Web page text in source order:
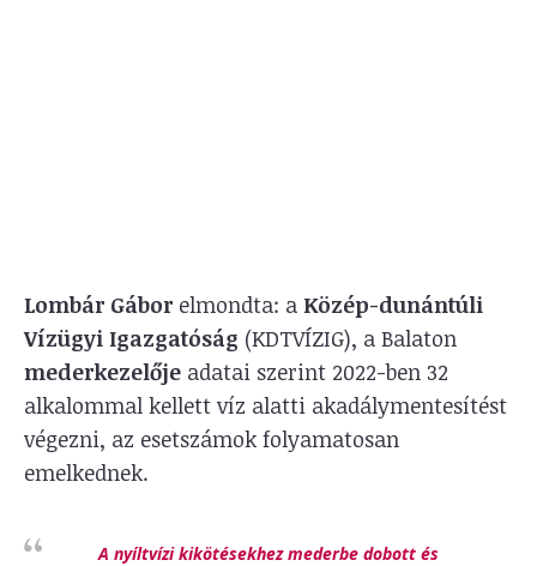
Lombár Gábor elmondta: a Közép-dunántúli
Vízügyi Igazgatóság (KDTVÍZIG), a Balaton
mederkezelője adatai szerint 2022-ben 32
alkalommal kellett víz alatti akadálymentesítést
végezni, az esetszámok folyamatosan
emelkednek.
A nyíltvízi kikötésekhez mederbe dobott és